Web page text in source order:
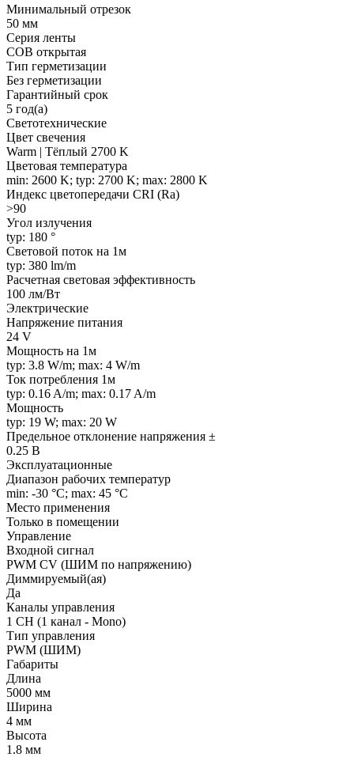
Минимальный отрезок
50 мм
Серия ленты
COB открытая
Тип герметизации
Без герметизации
Гарантийный срок
5 год(а)
Светотехнические
Цвет свечения
Warm | Тёплый 2700 K
Цветовая температура
min: 2600 K; typ: 2700 K; max: 2800 K
Индекс цветопередачи CRI (Ra)
>90
Угол излучения
typ: 180 °
Световой поток на 1м
typ: 380 lm/m
Расчетная световая эффективность
100 лм/Вт
Электрические
Напряжение питания
24 V
Мощность на 1м
typ: 3.8 W/m; max: 4 W/m
Ток потребления 1м
typ: 0.16 A/m; max: 0.17 A/m
Мощность
typ: 19 W; max: 20 W
Предельное отклонение напряжения ±
0.25 В
Эксплуатационные
Диапазон рабочих температур
min: -30 °C; max: 45 °C
Место применения
Только в помещении
Управление
Входной сигнал
PWM СV (ШИМ по напряжению)
Диммируемый(ая)
Да
Каналы управления
1 CH (1 канал - Mono)
Тип управления
PWM (ШИМ)
Габариты
Длина
5000 мм
Ширина
4 мм
Высота
1.8 мм